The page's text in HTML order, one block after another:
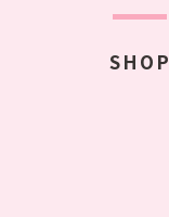
SHOP